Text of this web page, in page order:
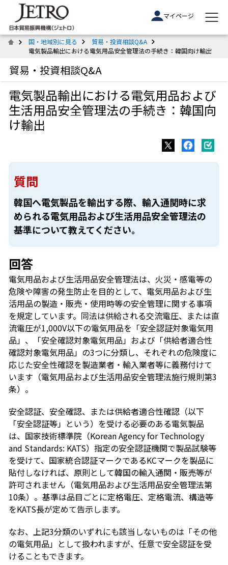
マイページ
国・地域別に見る
貿易・投資相談Q&A
電気製品輸出における電気用品安全管理法の手続き：韓国向け輸出
貿易・投資相談Q&A
電気製品輸出における電気用品および
生活用品安全管理法の手続き：韓国向
け輸出
質問
韓国へ電気製品を輸出する際、輸入通関時に求
められる電気用品および生活用品安全管理法の
基準について教えてください。
回答
電気用品および生活用品安全管理法は、火災・感電等の
危険や障害の発生防止を目的として、電気用品および生
活用品の製造・販売・使用時等の安全管理に関する事項
を規定しています。同法は供給される交流電圧、または直
流電圧が1,000V以下の電気用品を「安全認証対象電気用
品」、「安全確認対象電気用品」および「供給者適合性
確認対象電気用品」の3つに分類し、それぞれの危険度に
応じた安全性確認を製造業者・輸入業者等に義務付けて
います（電気用品および生活用品安全管理法施行規則第3
条）。
安全認証、安全確認、または供給者適合性確認（以下
「安全認証等」という）を受ける必要のある電気製品
は、国家技術標準院（Korean Agency for Technology
and Standards: KATS）指定の安全認証機関で製品試験等
を受けて、国家統合認証マークであるKCマークを製品に
貼付しなければ、原則として韓国の輸入通関・販売等が
許可されません（電気用品および生活用品安全管理法第
10条）。基準は品目ごとに定格電圧、定格電流、構造等
をKATS長が定めて告示します。
なお、上記3分類のいずれにも該当しないものは「その他
の電気用品」として扱われますが、任意で安全認証を受
けることもできます。